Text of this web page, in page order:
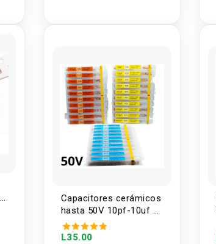
Capacitores cerámicos
hasta 50V 10pf-10uf 1
Valor (5U)
L35.00